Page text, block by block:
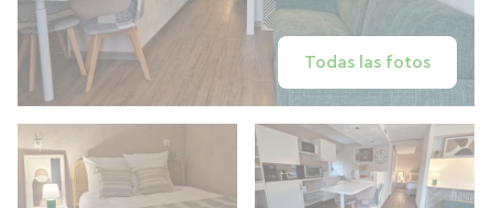
Todas las fotos